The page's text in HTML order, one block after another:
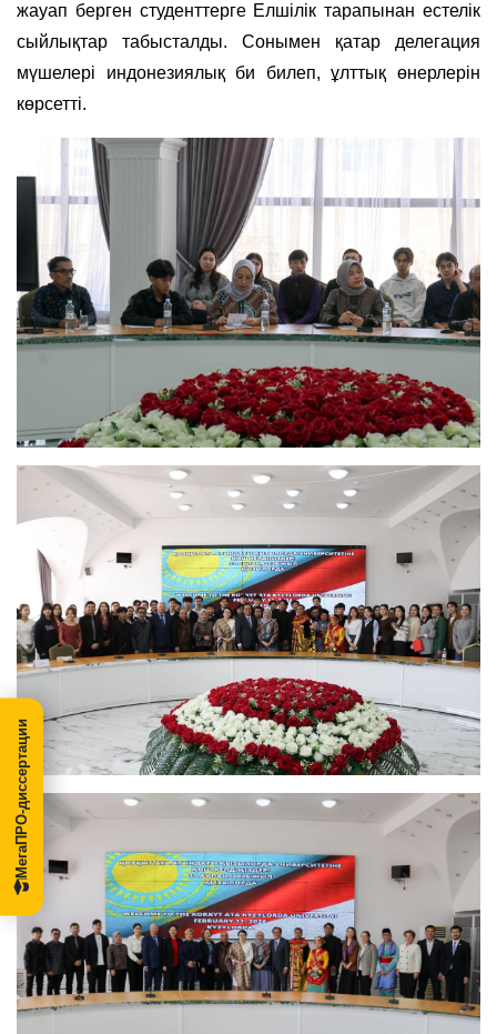
жауап берген студенттерге Елшілік тарапынан естелік
сыйлықтар табысталды. Сонымен қатар делегация
мүшелері индонезиялық би билеп, ұлттық өнерлерін
көрсетті.
МегаПРО-диссертации